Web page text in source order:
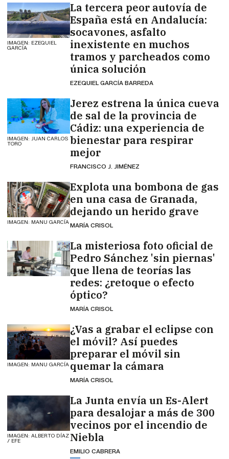
IMAGEN: EZEQUIEL
GARCÍA
La tercera peor autovía de
España está en Andalucía:
socavones, asfalto
inexistente en muchos
tramos y parcheados como
única solución
EZEQUIEL GARCÍA BARREDA
IMAGEN: JUAN CARLOS
TORO
Jerez estrena la única cueva
de sal de la provincia de
Cádiz: una experiencia de
bienestar para respirar
mejor
FRANCISCO J. JIMÉNEZ
IMAGEN: MANU GARCÍA
Explota una bombona de gas
en una casa de Granada,
dejando un herido grave
MARÍA CRISOL
La misteriosa foto oficial de
Pedro Sánchez 'sin piernas'
que llena de teorías las
redes: ¿retoque o efecto
óptico?
MARÍA CRISOL
IMAGEN: MANU GARCÍA
¿Vas a grabar el eclipse con
el móvil? Así puedes
preparar el móvil sin
quemar la cámara
MARÍA CRISOL
IMAGEN: ALBERTO DÍAZ
/ EFE
La Junta envía un Es-Alert
para desalojar a más de 300
vecinos por el incendio de
Niebla
EMILIO CABRERA